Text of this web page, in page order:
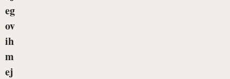
eg
ov
ih
m
ej